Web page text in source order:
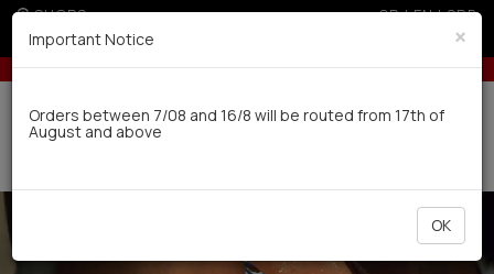
SHOPS GR|EN|SRB
5% off for orders over 250€ for EU & 300€ for non
for non EU
Delivery in 7-9 working days via UPS
×
Important Notice
Orders between 7/08 and 16/8 will be routed from 17th of
August and above
OK